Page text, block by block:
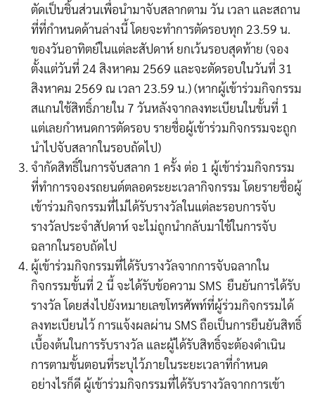
ตัดเป็นชิ้นส่วนเพื่อนำมาจับสลากตาม วัน เวลา และสถาน
ที่ที่กำหนดด้านล่างนี้ โดยจะทำการตัดรอบทุก 23.59 น.
ของวันอาทิตย์ในแต่ละสัปดาห์ ยกเว้นรอบสุดท้าย (จอง
ตั้งแต่วันที่ 24 สิงหาคม 2569 และจะตัดรอบในวันที่ 31
สิงหาคม 2569 ณ เวลา 23.59 น.) (หากผู้เข้าร่วมกิจกรรม
สแกนใช้สิทธิ์ภายใน 7 วันหลังจากลงทะเบียนในขั้นที่ 1
แต่เลยกำหนดการตัดรอบ รายชื่อผู้เข้าร่วมกิจกรรมจะถูก
นำไปจับสลากในรอบถัดไป)
จำกัดสิทธิ์ในการจับสลาก 1 ครั้ง ต่อ 1 ผู้เข้าร่วมกิจกรรม
ที่ทำการจองรถยนต์ตลอดระยะเวลากิจกรรม โดยรายชื่อผู้
เข้าร่วมกิจกรรมที่ไม่ได้รับรางวัลในแต่ละรอบการจับ
รางวัลประจำสัปดาห์ จะไม่ถูกนำกลับมาใช้ในการจับ
ฉลากในรอบถัดไป
ผู้เข้าร่วมกิจกรรมที่ได้รับรางวัลจากการจับฉลากใน
กิจกรรมขั้นที่ 2 นี้ จะได้รับข้อความ SMS ยืนยันการได้รับ
รางวัล โดยส่งไปยังหมายเลขโทรศัพท์ที่ผู้ร่วมกิจกรรมได้
ลงทะเบียนไว้ การแจ้งผลผ่าน SMS ถือเป็นการยืนยันสิทธิ์
เบื้องต้นในการรับรางวัล และผู้ได้รับสิทธิ์จะต้องดำเนิน
การตามขั้นตอนที่ระบุไว้ภายในระยะเวลาที่กำหนด
อย่างไรก็ดี ผู้เข้าร่วมกิจกรรมที่ได้รับรางวัลจากการเข้า